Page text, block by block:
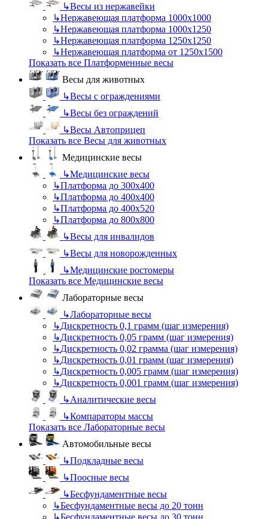
↳Весы из нержавейки
↳Нержавеющая платформа 1000х1000
↳Нержавеющая платформа 1000х1250
↳Нержавеющая платформа 1250х1250
↳Нержавеющая платформа от 1250х1500
Показать все Платформенные весы
Весы для животных
↳Весы с ограждениями
↳Весы без ограждений
↳Весы Автоприцеп
Показать все Весы для животных
Медицинские весы
↳Медицинские весы
↳Платформа до 300х400
↳Платформа до 400х400
↳Платформа до 400х520
↳Платформа до 800х800
↳Весы для инвалидов
↳Весы для новорожденных
↳Медицинские ростомеры
Показать все Медицинские весы
Лабораторные весы
↳Лабораторные весы
↳Дискретность 0,1 грамм (шаг измерения)
↳Дискретность 0,05 грамм (шаг измерения)
↳Дискретность 0,02 грамма (шаг измерения)
↳Дискретность 0,01 грамм (шаг измерения)
↳Дискретность 0,005 грамм (шаг измерения)
↳Дискретность 0,001 грамм (шаг измерения)
↳Аналитические весы
↳Компараторы массы
Показать все Лабораторные весы
Автомобильные весы
↳Подкладные весы
↳Поосные весы
↳Бесфундаментные весы
↳Бесфундаментные весы до 20 тонн
↳Бесфундаментные весы до 30 тонн